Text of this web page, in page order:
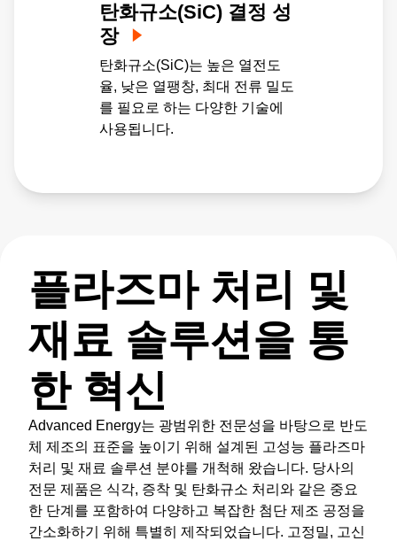
탄화규소(SiC) 결정 성
장
탄화규소(SiC)는 높은 열전도
율, 낮은 열팽창, 최대 전류 밀도
를 필요로 하는 다양한 기술에
사용됩니다.
플라즈마 처리 및
재료 솔루션을 통
한 혁신
Advanced Energy는 광범위한 전문성을 바탕으로 반도
체 제조의 표준을 높이기 위해 설계된 고성능 플라즈마
처리 및 재료 솔루션 분야를 개척해 왔습니다. 당사의
전문 제품은 식각, 증착 및 탄화규소 처리와 같은 중요
한 단계를 포함하여 다양하고 복잡한 첨단 제조 공정을
간소화하기 위해 특별히 제작되었습니다. 고정밀, 고신